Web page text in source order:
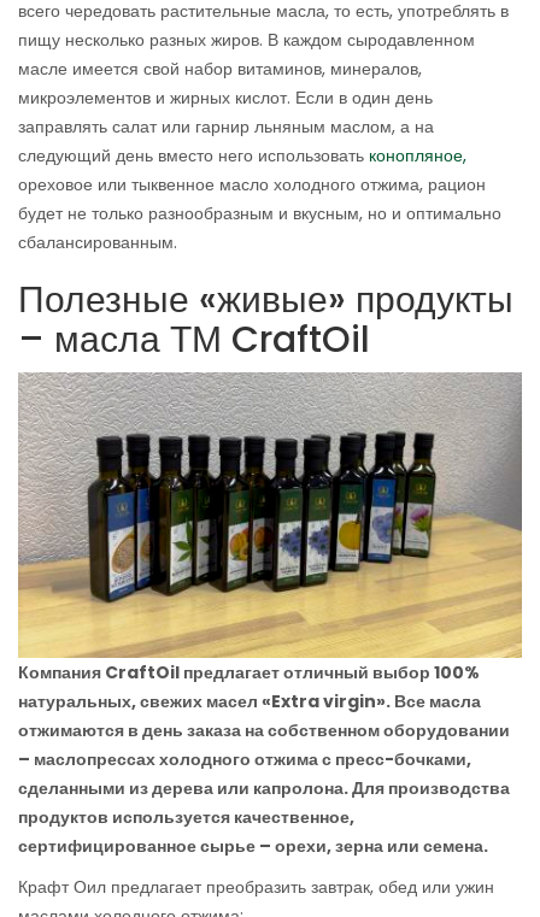
всего чередовать растительные масла, то есть, употреблять в
пищу несколько разных жиров. В каждом сыродавленном
масле имеется свой набор витаминов, минералов,
микроэлементов и жирных кислот. Если в один день
заправлять салат или гарнир льняным маслом, а на
следующий день вместо него использовать конопляное,
ореховое или тыквенное масло холодного отжима, рацион
будет не только разнообразным и вкусным, но и оптимально
сбалансированным.
Полезные «живые» продукты
– масла ТМ CraftOil
Компания CraftOil предлагает отличный выбор 100%
натуральных, свежих масел «Extravirgin». Все масла
отжимаются в день заказа на собственном оборудовании
– маслопрессах холодного отжима с пресс-бочками,
сделанными из дерева или капролона. Для производства
продуктов используется качественное,
сертифицированное сырье – орехи, зерна или семена.
Крафт Оил предлагает преобразить завтрак, обед или ужин